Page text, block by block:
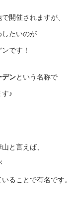
開催されますが、
したいのが
です！
デンという名称で
♪
と言えば、
ることで有名です。